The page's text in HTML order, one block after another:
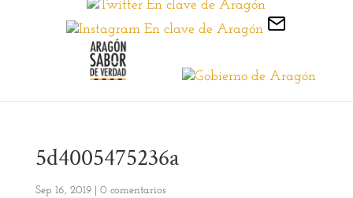
5d4005475236a
Sep 16, 2019| 0 comentarios